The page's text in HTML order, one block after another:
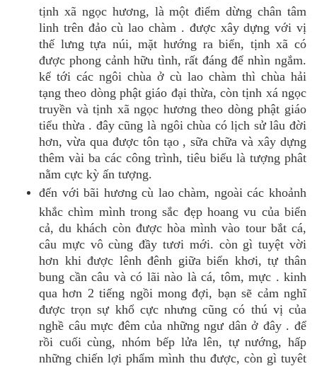
tịnh xã ngọc hương, là một điểm dừng chân tâm
linh trên đảo cù lao chàm . được xây dựng với vị
thế lưng tựa núi, mặt hướng ra biển, tịnh xã có
được phong cảnh hữu tình, rất đáng để nhìn ngắm.
kể tới các ngôi chùa ở cù lao chàm thì chùa hải
tạng theo dòng phật giáo đại thừa, còn tịnh xá ngọc
truyền và tịnh xã ngọc hương theo dòng phật giáo
tiểu thừa . đây cũng là ngôi chùa có lịch sử lâu đời
hơn, vừa qua được tôn tạo , sữa chữa và xây dựng
thêm vài ba các công trình, tiêu biểu là tượng phât
nằm cực kỳ ấn tượng.
đến với bãi hương cù lao chàm, ngoài các khoảnh
khắc chìm mình trong sắc đẹp hoang vu của biển
cả, du khách còn được hòa mình vào tour bắt cá,
câu mực vô cùng đầy tươi mới. còn gì tuyệt vời
hơn khi được lênh đênh giữa biển khơi, tự thân
bung cần câu và có lãi nào là cá, tôm, mực . kinh
qua hơn 2 tiếng ngồi mong đợi, bạn sẽ cảm nghĩ
được trọn sự khổ cực nhưng cũng có thú vị của
nghề câu mực đêm của những ngư dân ở đây . để
rồi cuối cùng, nhóm bếp lửa lên, tự nướng, hấp
những chiến lợi phẩm mình thu được, còn gì tuyêt